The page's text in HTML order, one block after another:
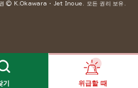
위급할 때
기
© K.Okawara ・ Jet Inoue. 모든 권리 보유.